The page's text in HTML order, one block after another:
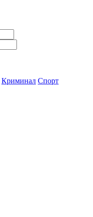
Криминал Спорт